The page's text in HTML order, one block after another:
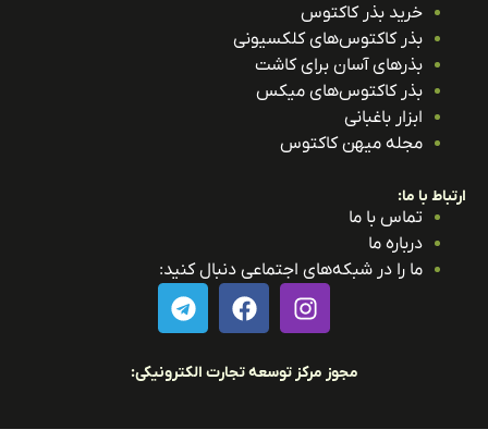
خرید بذر کاکتوس
بذر کاکتوس‌های کلکسیونی
بذرهای آسان برای کاشت
بذر کاکتوس‌های میکس
ابزار باغبانی
مجله میهن کاکتوس
با ما:
تماس با ما
درباره ما
ما را در شبکه‌های اجتماعی دنبال کنید:
مجوز مرکز توسعه تجارت الکترونیکی: